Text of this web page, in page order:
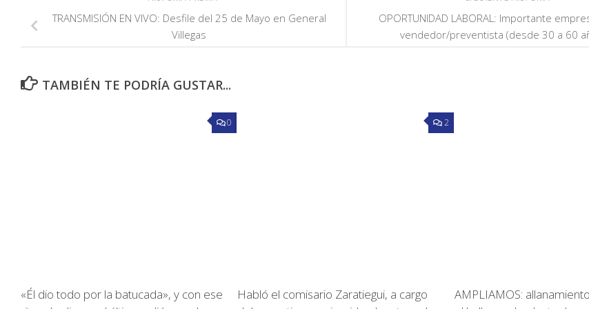
OPORTUNIDAD LABORAL: Importante
vendedor/preventista (desde 30 a 60
TRANSMISIÓN EN VIVO: Desfile del 25 de Mayo en General
Villegas
TAMBIÉN TE PODRÍA GUSTAR...
0
«Él dio todo por la batucada», y con ese
2
Habló el comisario Zaratiegui, a cargo
AMPLIAMOS: